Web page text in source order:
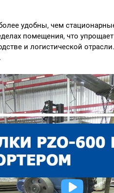
удобны, чем
помещения, что
и логистической